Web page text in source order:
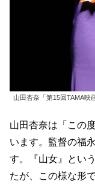
山田杏奈「第15回TAMA映
山田杏奈は「この
います。監督の福
す。『山女』とい
たが、この様な形